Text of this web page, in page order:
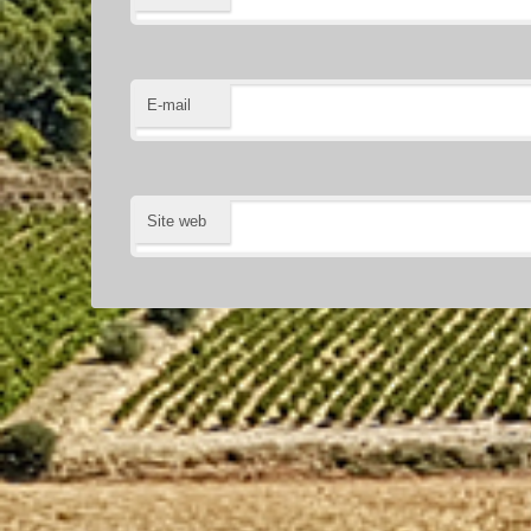
E-mail
Site web